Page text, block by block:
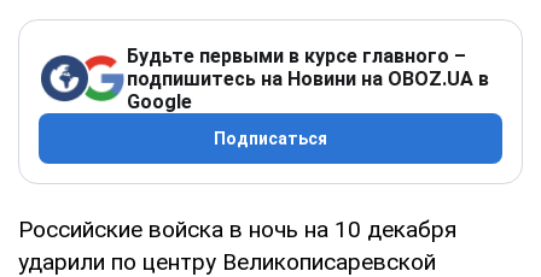
Будьте первыми в курсе главного –
подпишитесь на Новини на OBOZ.UA в
Google
Подписаться
Российские войска в ночь на 10 декабря
ударили по центру Великописаревской